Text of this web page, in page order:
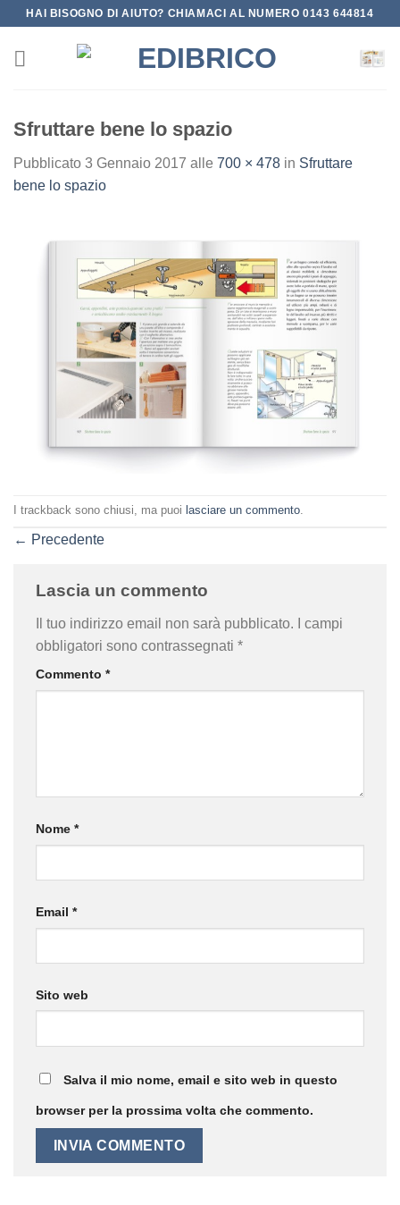
Salta
contenuti
HAI BISOGNO DI AIUTO? CHIAMACI AL NUMERO 0143 644814
Sfruttare bene lo spazio
Pubblicato 3 Gennaio 2017 alle 700 × 478 in Sfruttare
bene lo spazio
I trackback sono chiusi, ma puoi lasciare un commento
← Precedente
Lascia un commento
Il tuo indirizzo email non sarà pubblicato.
I campi
obbligatori sono contrassegnati *
Commento *
Nome *
Email *
Sito web
Salva il mio nome, email e sito web in questo
browser per la prossima volta che commento.